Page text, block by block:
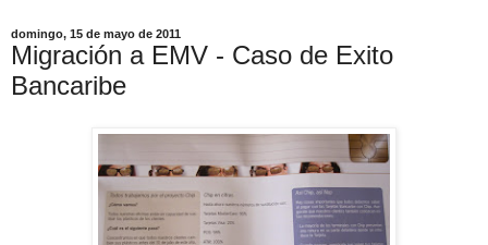
domingo, 15 de mayo de 2011
Migración a EMV - Caso de Exito
Bancaribe